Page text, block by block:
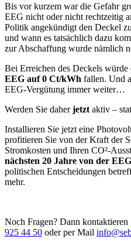
Bis vor kurzem war die Gefahr
EEG nicht oder nicht rechtzeitig
Politik angekündigt den Deckel
und wann es tatsächlich dazu
zur Abschaffung wurde nämlich
Bei Erreichen des Deckels würde
EEG auf 0 Ct/kWh fallen. Und
EEG-Vergütung immer weiter…
Werden Sie daherjetzt aktiv –
Installieren Sie jetzt eine
profitieren Sie von der Kraft der
Stromkosten und Ihren CO²-
nächsten 20 Jahre von der
politischen Entscheidungen
mehr.
Noch Fragen? Dann
925 44 50 oder per Mail